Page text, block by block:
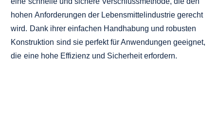
hohen Anforderungen der Lebensmittelindustrie gerecht
wird. Dank ihrer einfachen Handhabung und robusten
Konstruktion sind sie perfekt für Anwendungen geeignet,
die eine hohe Effizienz und Sicherheit erfordern.